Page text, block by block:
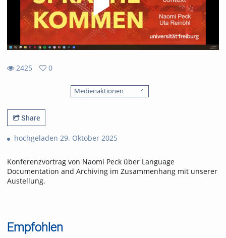
2425
0
Medienaktionen
Share
hochgeladen 29. Oktober 2025
Konferenzvortrag von Naomi Peck über Language
Documentation and Archiving im Zusammenhang mit unserer
Austellung.
Empfohlen